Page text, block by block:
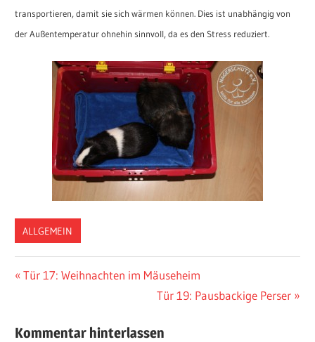
transportieren, damit sie sich wärmen können. Dies ist unabhängig von
der Außentemperatur ohnehin sinnvoll, da es den Stress reduziert.
ALLGEMEIN
Vorheriger
Tür 17: Weihnachten im Mäuseheim
Nächster
Tür 19: Pausbackige Perser
Kommentar hinterlassen